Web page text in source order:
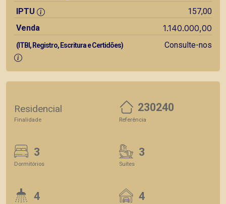
IPTU
157,00
Venda
1.140.000,00
(ITBI, Registro, Escritura e Certidões) Consulte-nos
Residencial
Finalidade
230240
Referência
3
Dormitórios
3
Suítes
4 4